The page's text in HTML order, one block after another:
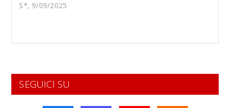
S*, 9/09/2025
SEGUICI SU